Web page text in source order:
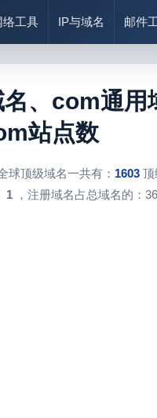
络工具 IP与域名 邮件
、com通
站点数
球顶级域名一共有： 1603 顶
1，注册域名占总域名的：